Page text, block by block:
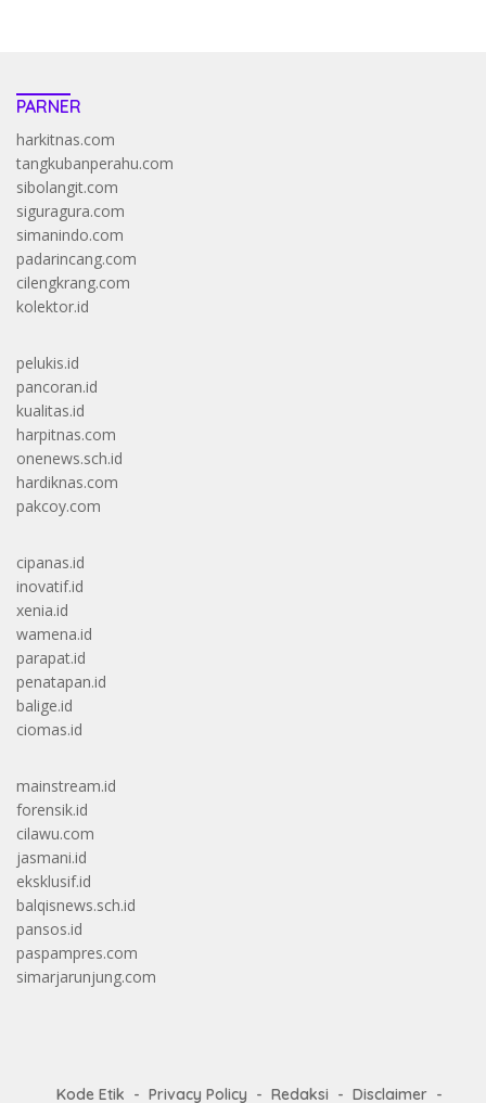
PARNER
harkitnas.com
tangkubanperahu.com
sibolangit.com
siguragura.com
simanindo.com
padarincang.com
cilengkrang.com
kolektor.id
pelukis.id
pancoran.id
kualitas.id
harpitnas.com
onenews.sch.id
hardiknas.com
pakcoy.com
cipanas.id
inovatif.id
xenia.id
wamena.id
parapat.id
penatapan.id
balige.id
ciomas.id
mainstream.id
forensik.id
cilawu.com
jasmani.id
eksklusif.id
balqisnews.sch.id
pansos.id
paspampres.com
simarjarunjung.com
Kode Etik Privacy Policy Redaksi Disclaimer